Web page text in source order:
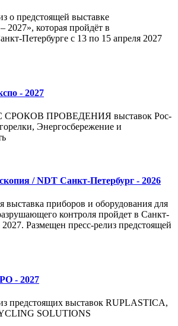
о предстоящей выставке
2027», которая пройдёт в
Петербурге с 13 по 15 апреля 2027
- 2027
ПРОВЕДЕНИЯ выставок Рос-
Энергосбережение и
/ NDT Санкт-Петербург - 2026
выставка приборов и оборудования для
контроля пройдет в Санкт-
2027. Размещен пресс-релиз предстоящей
- 2027
предстоящих выставок RUPLASTICA,
SOLUTIONS